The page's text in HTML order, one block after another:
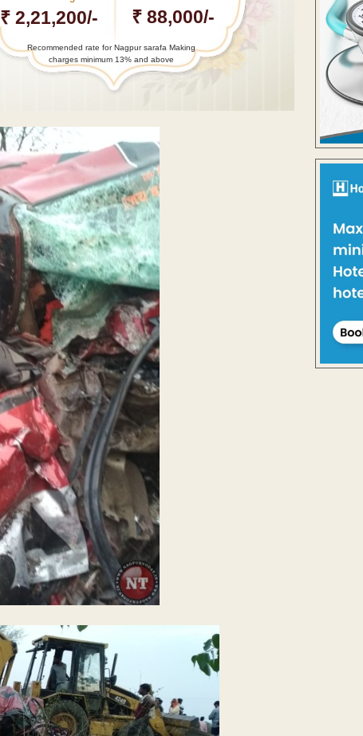
₹ 2,21,200/- ₹ 88,000/-
Recommended rate for Nagpur sarafa Making
charges minimum 13% and above